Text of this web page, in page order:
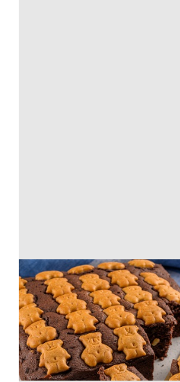
くまのチョコブラウニー
ホットケーキミックス